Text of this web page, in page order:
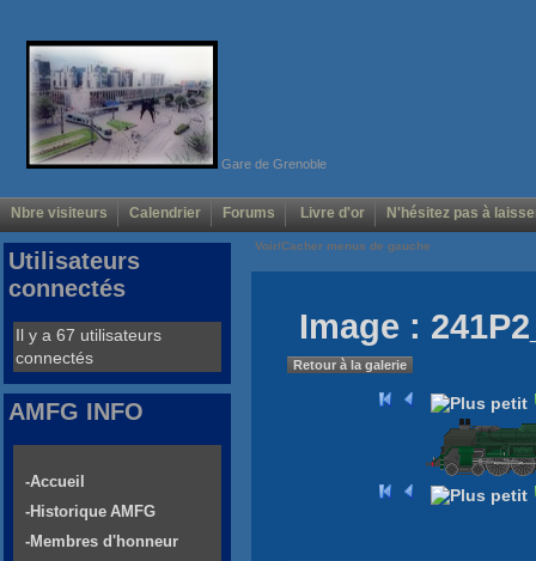
Gare de Grenoble
Nbre visiteurs Calendrier Forums Livre d'or N'hésitez pas à
Voir/Cacher menus de gauche
Image :
Retour à la galerie
Utilisateurs
connectés
Il y a 67 utilisateurs
connectés
AMFG INFO
-Accueil
-Historique AMFG
-Membres d'honneur